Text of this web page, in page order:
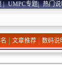
| UMPC专题| 热门说
文章推荐 数码说